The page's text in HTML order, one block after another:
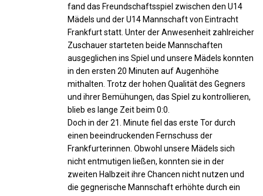
fand das Freundschaftsspiel zwischen den U14
Mädels und der U14 Mannschaft von Eintracht
Frankfurt statt. Unter der Anwesenheit zahlreicher
Zuschauer starteten beide Mannschaften
ausgeglichen ins Spiel und unsere Mädels konnten
in den ersten 20 Minuten auf Augenhöhe
mithalten. Trotz der hohen Qualität des Gegners
und ihrer Bemühungen, das Spiel zu kontrollieren,
blieb es lange Zeit beim 0:0.
Doch in der 21. Minute fiel das erste Tor durch
einen beeindruckenden Fernschuss der
Frankfurterinnen. Obwohl unsere Mädels sich
nicht entmutigen ließen, konnten sie in der
zweiten Halbzeit ihre Chancen nicht nutzen und
die gegnerische Mannschaft erhöhte durch ein